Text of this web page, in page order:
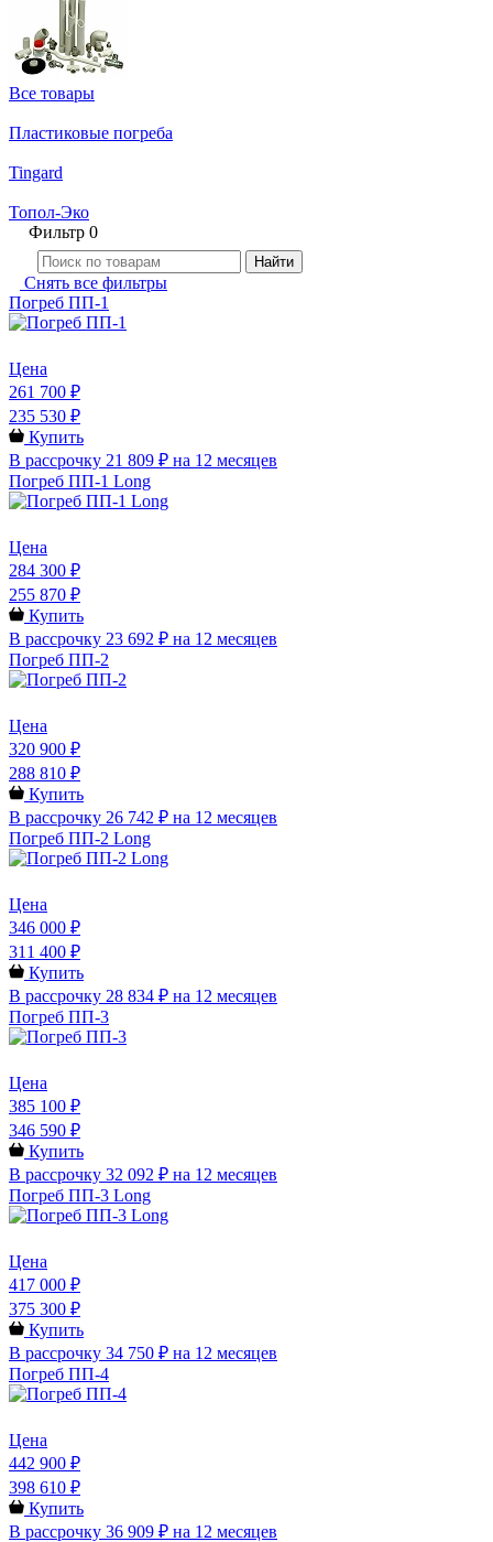
Все товары
Пластиковые погреба
Tingard
Топол-Эко
Фильтр 0
Найти
Снять все фильтры
Погреб ПП-1
Цена
261 700 ₽
235 530 ₽
Купить
В рассрочку 21 809 ₽ на 12 месяцев
Погреб ПП-1 Long
Цена
284 300 ₽
255 870 ₽
Купить
В рассрочку 23 692 ₽ на 12 месяцев
Погреб ПП-2
Цена
320 900 ₽
288 810 ₽
Купить
В рассрочку 26 742 ₽ на 12 месяцев
Погреб ПП-2 Long
Цена
346 000 ₽
311 400 ₽
Купить
В рассрочку 28 834 ₽ на 12 месяцев
Погреб ПП-3
Цена
385 100 ₽
346 590 ₽
Купить
В рассрочку 32 092 ₽ на 12 месяцев
Погреб ПП-3 Long
Цена
417 000 ₽
375 300 ₽
Купить
В рассрочку 34 750 ₽ на 12 месяцев
Погреб ПП-4
Цена
442 900 ₽
398 610 ₽
Купить
В рассрочку 36 909 ₽ на 12 месяцев